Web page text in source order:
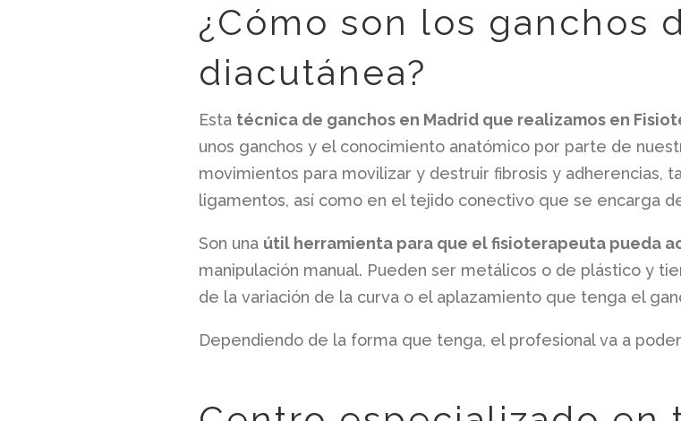
¿Cómo son los ganchos
diacutánea?
Esta técnica de ganchos en Madrid que realizamos en
unos ganchos y el conocimiento anatómico por parte de
movimientos para movilizar y destruir fibrosis y adherencias,
ligamentos, así como en el tejido conectivo que se encarga
Son una útil herramienta para que el fisioterapeuta pueda
manipulación manual. Pueden ser metálicos o de plástico y
de la variación de la curva o el aplazamiento que tenga el
Dependiendo de la forma que tenga, el profesional va a